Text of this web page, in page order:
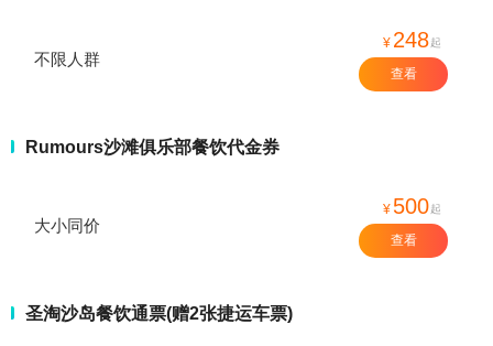
不限人群
¥ 248起
查看
Rumours沙滩俱乐部餐饮代金券
大小同价
¥ 500起
查看
圣淘沙岛餐饮通票(赠2张捷运车票)